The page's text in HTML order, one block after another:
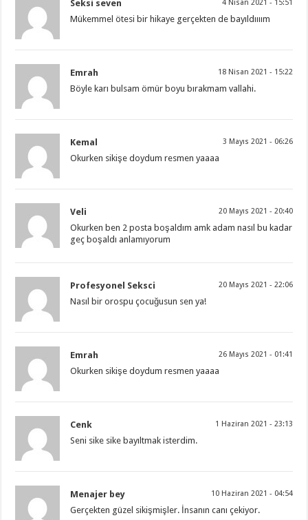
Seksi seven 4 Nisan 2021 - 15:51
Mükemmel ötesi bir hikaye gerçekten de bayıldıııım
Emrah 18 Nisan 2021 - 15:22
Böyle karı bulsam ömür boyu bırakmam vallahi.
Kemal 3 Mayıs 2021 - 06:26
Okurken sikişe doydum resmen yaaaa
Veli 20 Mayıs 2021 - 20:40
Okurken ben 2 posta boşaldım amk adam nasıl bu kadar
geç boşaldı anlamıyorum
Profesyonel Seksci 20 Mayıs 2021 - 22:06
Nasıl bir orospu çocuğusun sen ya!
Emrah 26 Mayıs 2021 - 01:41
Okurken sikişe doydum resmen yaaaa
Cenk 1 Haziran 2021 - 23:13
Seni sike sike bayıltmak isterdim.
Menajer bey 10 Haziran 2021 - 04:54
Gerçekten güzel sikişmişler. İnsanın canı çekiyor.